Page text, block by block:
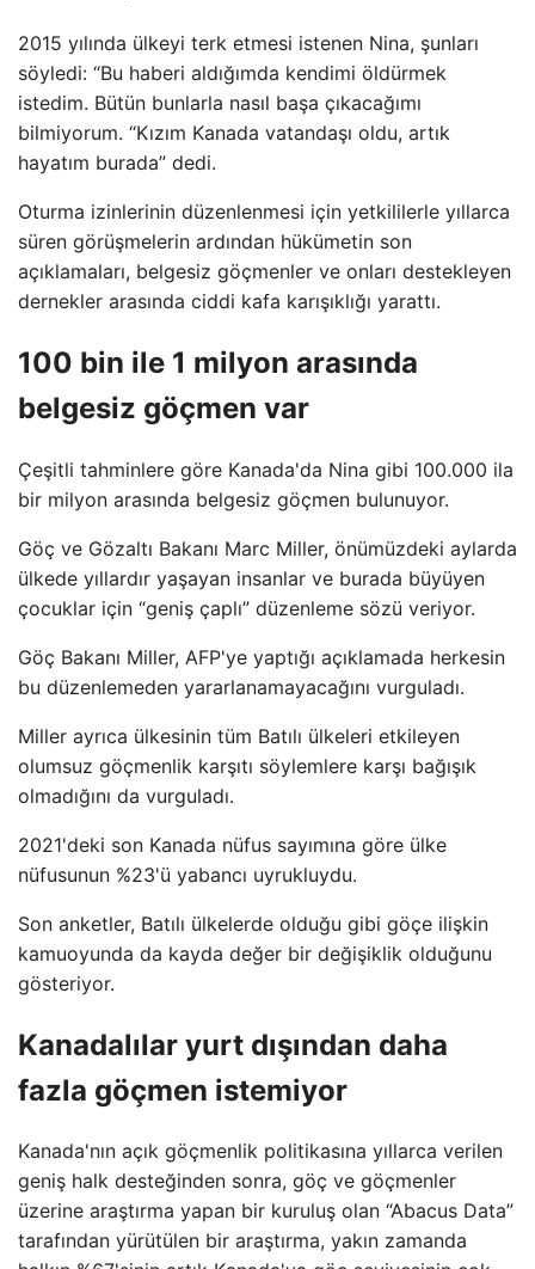
2015 yılında ülkeyi terk etmesi istenen Nina, şunları
söyledi: “Bu haberi aldığımda kendimi öldürmek
istedim. Bütün bunlarla nasıl başa çıkacağımı
bilmiyorum. “Kızım Kanada vatandaşı oldu, artık
hayatım burada” dedi.
Oturma izinlerinin düzenlenmesi için yetkililerle yıllarca
süren görüşmelerin ardından hükümetin son
açıklamaları, belgesiz göçmenler ve onları destekleyen
dernekler arasında ciddi kafa karışıklığı yarattı.
100 bin ile 1 milyon arasında
belgesiz göçmen var
Çeşitli tahminlere göre Kanada'da Nina gibi 100.000 ila
bir milyon arasında belgesiz göçmen bulunuyor.
Göç ve Gözaltı Bakanı Marc Miller, önümüzdeki aylarda
ülkede yıllardır yaşayan insanlar ve burada büyüyen
çocuklar için “geniş çaplı” düzenleme sözü veriyor.
Göç Bakanı Miller, AFP'ye yaptığı açıklamada herkesin
bu düzenlemeden yararlanamayacağını vurguladı.
Miller ayrıca ülkesinin tüm Batılı ülkeleri etkileyen
olumsuz göçmenlik karşıtı söylemlere karşı bağışık
olmadığını da vurguladı.
2021'deki son Kanada nüfus sayımına göre ülke
nüfusunun %23'ü yabancı uyrukluydu.
Son anketler, Batılı ülkelerde olduğu gibi göçe ilişkin
kamuoyunda da kayda değer bir değişiklik olduğunu
gösteriyor.
Kanadalılar yurt dışından daha
fazla göçmen istemiyor
Kanada'nın açık göçmenlik politikasına yıllarca verilen
geniş halk desteğinden sonra, göç ve göçmenler
üzerine araştırma yapan bir kuruluş olan “Abacus Data”
tarafından yürütülen bir araştırma, yakın zamanda